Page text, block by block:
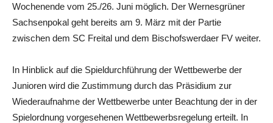
Wochenende vom 25./26. Juni möglich. Der Wernesgrüner
Sachsenpokal geht bereits am 9. März mit der Partie
zwischen dem SC Freital und dem Bischofswerdaer FV weiter.
In Hinblick auf die Spieldurchführung der Wettbewerbe der
Junioren wird die Zustimmung durch das Präsidium zur
Wiederaufnahme der Wettbewerbe unter Beachtung der in der
Spielordnung vorgesehenen Wettbewerbsregelung erteilt. In